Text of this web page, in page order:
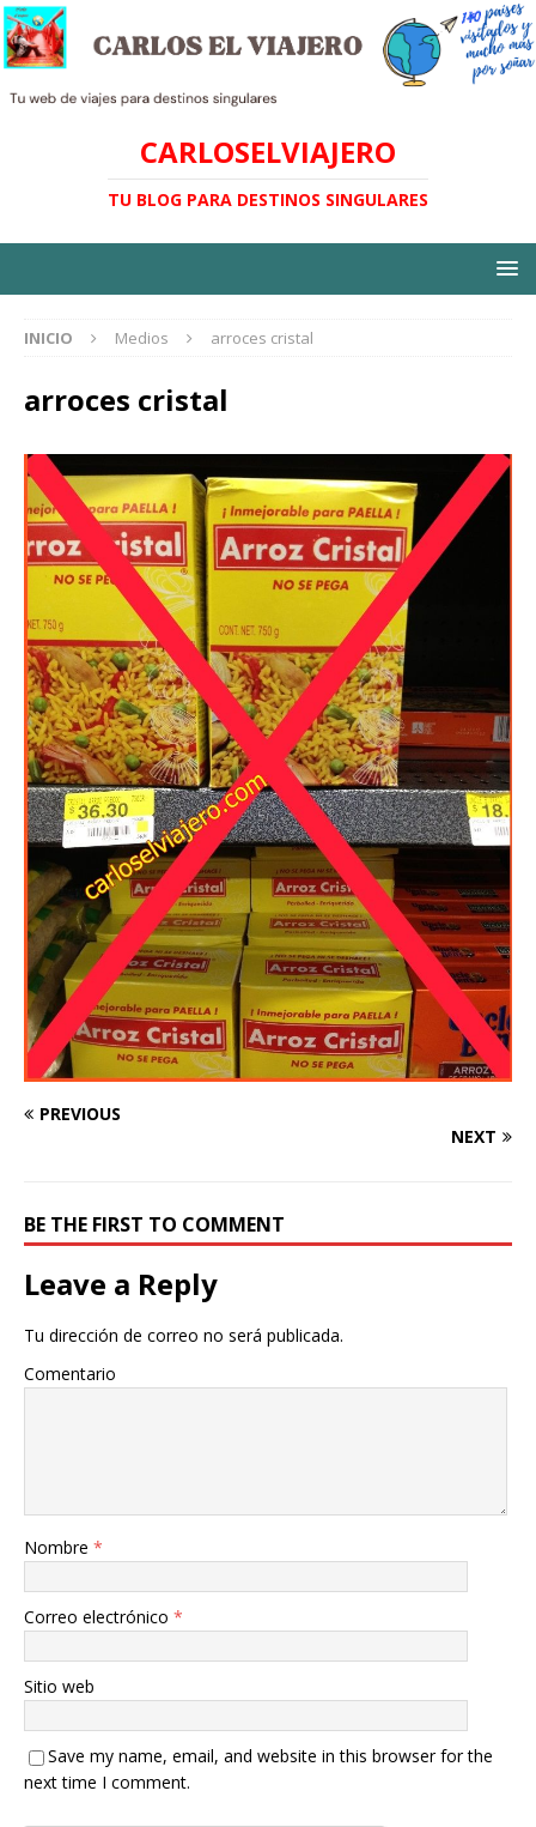
CARLOSELVIAJERO
TU BLOG PARA DESTINOS SINGULARES
INICIO Medios arroces cristal
arroces cristal
PREVIOUS
NEXT
BE THE FIRST TO COMMENT
Leave a Reply
Tu dirección de correo no será publicada.
Comentario
Nombre *
Correo electrónico *
Sitio web
Save my name, email, and website in this browser for the
next time I comment.